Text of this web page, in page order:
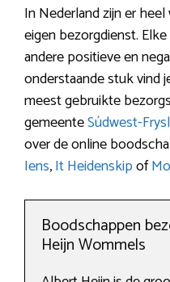
In Nederland zijn er
eigen bezorgdienst.
andere positieve en
onderstaande stuk vind
meest gebruikte
gemeenteSúdwest-
over de online
Iens,It Heidenskipof
Boodschappen
Heijn Wommels